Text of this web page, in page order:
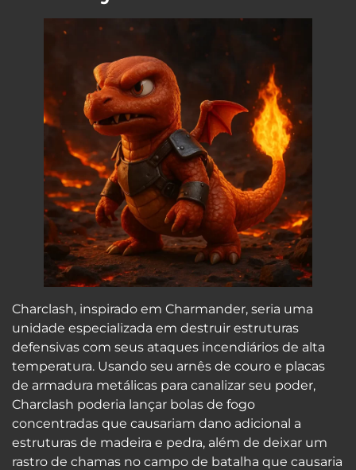
Charclash, inspirado em Charmander, seria uma
unidade especializada em destruir estruturas
defensivas com seus ataques incendiários de alta
temperatura. Usando seu arnês de couro e placas
de armadura metálicas para canalizar seu poder,
Charclash poderia lançar bolas de fogo
concentradas que causariam dano adicional a
estruturas de madeira e pedra, além de deixar um
rastro de chamas no campo de batalha que causaria